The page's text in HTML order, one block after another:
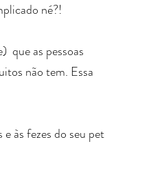
né?!
que as pessoas
não tem. Essa
às fezes do seu pet